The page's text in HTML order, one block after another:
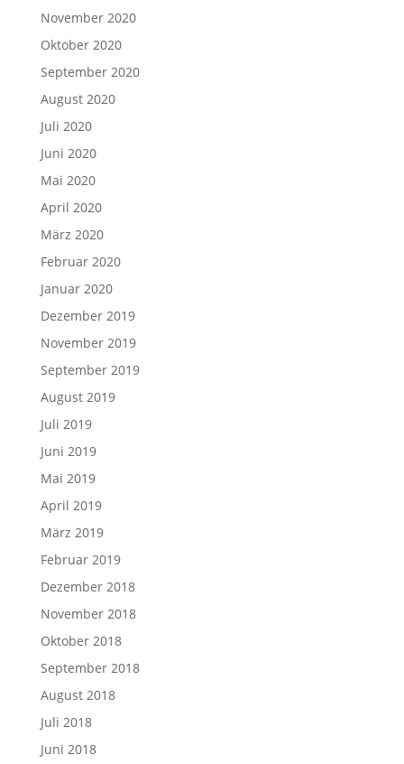
November 2020
Oktober 2020
September 2020
August 2020
Juli 2020
Juni 2020
Mai 2020
April 2020
März 2020
Februar 2020
Januar 2020
Dezember 2019
November 2019
September 2019
August 2019
Juli 2019
Juni 2019
Mai 2019
April 2019
März 2019
Februar 2019
Dezember 2018
November 2018
Oktober 2018
September 2018
August 2018
Juli 2018
Juni 2018